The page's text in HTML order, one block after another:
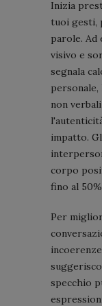
Inizia
tuoi gesti,
parole. Ad
visivo e
segnala
non
impatto.
corpo
fino al
Per
specchio